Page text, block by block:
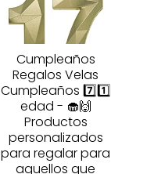
Cumpleaños
Regalos Velas
Cumpleaños 7️⃣1️⃣
edad - 🧁🙌
Productos
personalizados
para regalar para
aquellos que